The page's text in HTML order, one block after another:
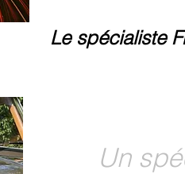
Le spécialiste
Un